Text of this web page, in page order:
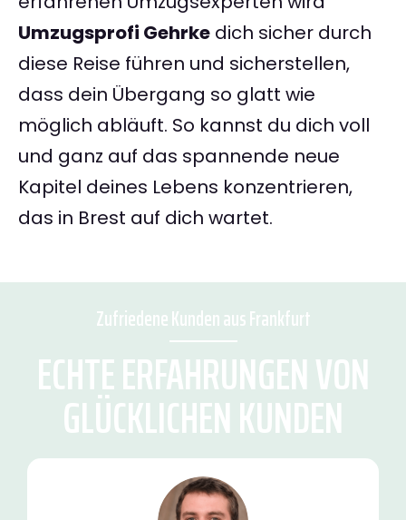
Umzugsprofi Gehrke dich sicher durch
diese Reise führen und sicherstellen,
dass dein Übergang so glatt wie
möglich abläuft. So kannst du dich voll
und ganz auf das spannende neue
Kapitel deines Lebens konzentrieren,
das in Brest auf dich wartet.
Zufriedene Kunden aus Frankfurt
ECHTE ERFAHRUNGEN VON
GLÜCKLICHEN KUNDEN